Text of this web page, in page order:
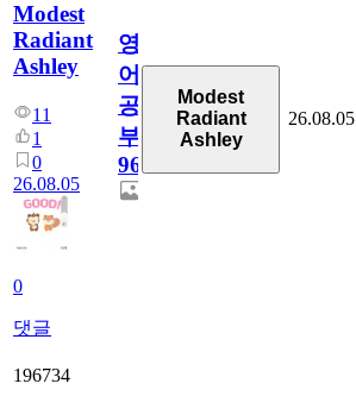
Modest
Radiant
Ashley
11
1
0
26.08.05
0
댓글
영
어
공
부
96
Modest
Radiant
Ashley
26.08.05
196734